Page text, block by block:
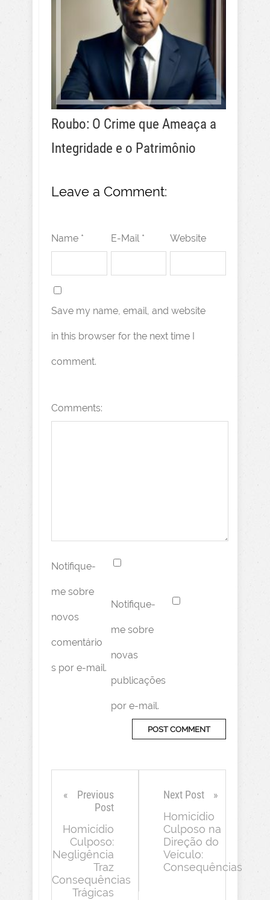
Roubo: O Crime que Ameaça a
Integridade e o Patrimônio
Leave a Comment:
Name * E-Mail * Website
Save my name, email, and website
in this browser for the next time I
comment.
Comments:
Notifique-
me sobre
novos
comentário
s por e-mail.
Notifique-
me sobre
novas
publicações
por e-mail.
Previous
Post
Homicídio
Culposo:
Negligência
Traz
Consequências
Trágicas
Next Post
Homicídio
Culposo na
Direção do
Veículo:
Consequências